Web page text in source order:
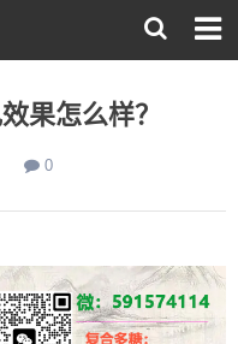
果怎么样？
0